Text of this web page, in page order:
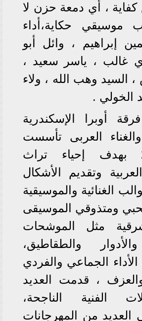
كفاية ، أي دمعة حزن لا
موسيقي حكاية،أداء
إبراهيم ، وائل أبو
غالب ، ياسر سعيد ،
السيد وهب الله ، ولاء
الخولي .
أوبرا الإسكندرية
العربى تأسست
عام 2004 بهدف إحياء تراث
وتقديم الأشكال
الغنائية والموسيقية
ومتذوقي الموسيقى
مثل الموشحات
والطقاطيق،
الجماعي والفردي
، قدمت العديد
الفنية الناجحة،
من المهرجانات